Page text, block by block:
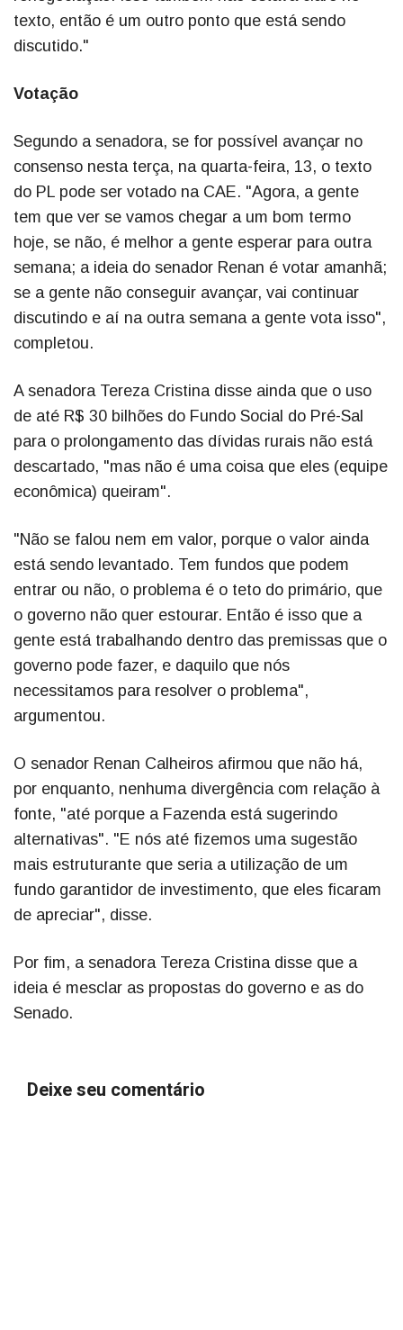
texto, então é um outro ponto que está sendo
discutido."
Votação
Segundo a senadora, se for possível avançar no
consenso nesta terça, na quarta-feira, 13, o texto
do PL pode ser votado na CAE. "Agora, a gente
tem que ver se vamos chegar a um bom termo
hoje, se não, é melhor a gente esperar para outra
semana; a ideia do senador Renan é votar amanhã;
se a gente não conseguir avançar, vai continuar
discutindo e aí na outra semana a gente vota isso",
completou.
A senadora Tereza Cristina disse ainda que o uso
de até R$ 30 bilhões do Fundo Social do Pré-Sal
para o prolongamento das dívidas rurais não está
descartado, "mas não é uma coisa que eles (equipe
econômica) queiram".
"Não se falou nem em valor, porque o valor ainda
está sendo levantado. Tem fundos que podem
entrar ou não, o problema é o teto do primário, que
o governo não quer estourar. Então é isso que a
gente está trabalhando dentro das premissas que o
governo pode fazer, e daquilo que nós
necessitamos para resolver o problema",
argumentou.
O senador Renan Calheiros afirmou que não há,
por enquanto, nenhuma divergência com relação à
fonte, "até porque a Fazenda está sugerindo
alternativas". "E nós até fizemos uma sugestão
mais estruturante que seria a utilização de um
fundo garantidor de investimento, que eles ficaram
de apreciar", disse.
Por fim, a senadora Tereza Cristina disse que a
ideia é mesclar as propostas do governo e as do
Senado.
Deixe seu comentário